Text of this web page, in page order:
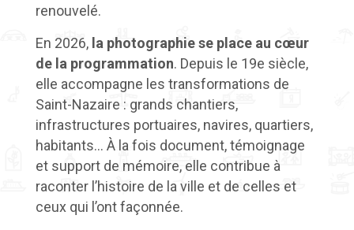
renouvelé.
En 2026, la photographie se place au cœur
de la programmation. Depuis le 19e siècle,
elle accompagne les transformations de
Saint-Nazaire : grands chantiers,
infrastructures portuaires, navires, quartiers,
habitants… À la fois document, témoignage
et support de mémoire, elle contribue à
raconter l’histoire de la ville et de celles et
ceux qui l’ont façonnée.